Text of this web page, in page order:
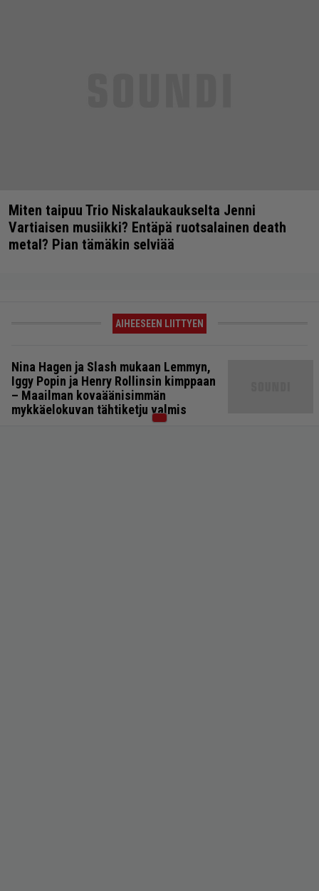
Miten taipuu Trio Niskalaukaukselta Jenni
Vartiaisen musiikki? Entäpä ruotsalainen death
metal? Pian tämäkin selviää
AIHEESEEN LIITTYEN
Nina Hagen ja Slash mukaan Lemmyn,
Iggy Popin ja Henry Rollinsin kimppaan
– Maailman kovaäänisimmän
mykkäelokuvan tähtiketju valmis